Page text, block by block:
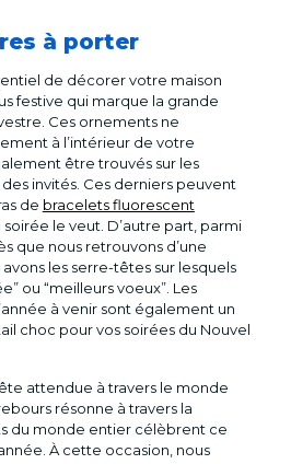
à porter
de décorer votre maison
festive qui marque la grande
Ces ornements ne
à l’intérieur de votre
être trouvés sur les
invités. Ces derniers peuvent
de bracelets fluorescent
le veut. D’autre part, parmi
que nous retrouvons d’une
avons les serre-têtes sur lesquels
ou “meilleurs voeux”. Les
à venir sont également un
choc pour vos soirées du Nouvel
attendue à travers le monde
résonne à travers la
du monde entier célèbrent ce
À cette occasion, nous